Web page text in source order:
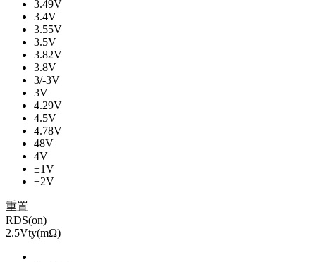
3.49V
3.4V
3.55V
3.5V
3.82V
3.8V
3/-3V
3V
4.29V
4.5V
4.78V
48V
4V
±1V
±2V
重置
RDS(on)
2.5Vty(mΩ)